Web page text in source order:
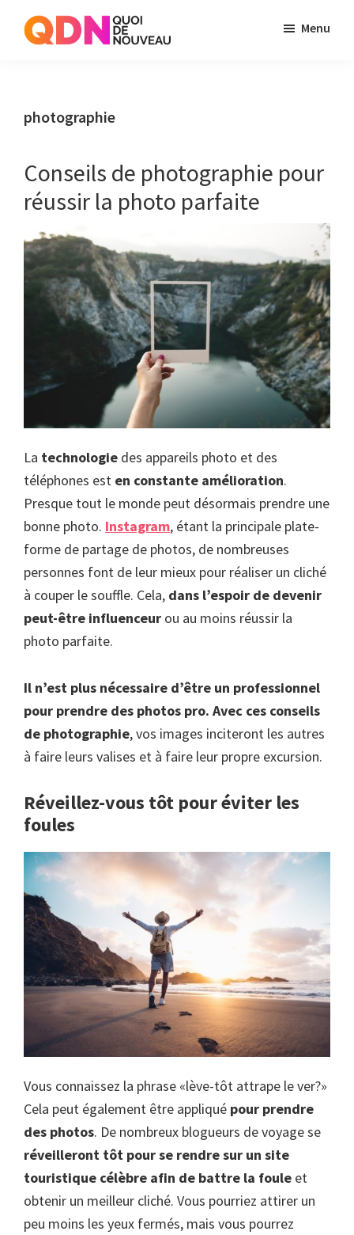
site
Menu
photographie
Conseils de photographie pour
réussir la photo parfaite
La technologie des appareils photo et des
téléphones est en constante amélioration.
Presque tout le monde peut désormais prendre une
bonne photo. Instagram, étant la principale plate-
forme de partage de photos, de nombreuses
personnes font de leur mieux pour réaliser un cliché
à couper le souffle. Cela, dans l’espoir de devenir
peut-être influenceur ou au moins réussir la
photo parfaite.
Il n’est plus nécessaire d’être un professionnel
pour prendre des photos pro. Avec ces conseils
de photographie, vos images inciteront les autres
à faire leurs valises et à faire leur propre excursion.
Réveillez-vous tôt pour éviter les
foules
Vous connaissez la phrase «lève-tôt attrape le ver?»
Cela peut également être appliqué pour prendre
des photos. De nombreux blogueurs de voyage se
réveilleront tôt pour se rendre sur un site
touristique célèbre afin de battre la foule et
obtenir un meilleur cliché. Vous pourriez attirer un
peu moins les yeux fermés, mais vous pourrez